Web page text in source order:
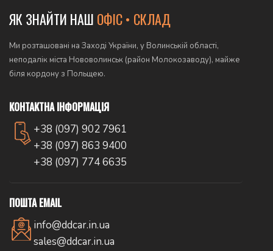
ЯК ЗНАЙТИ НАШ ОФІС • СКЛАД
Ми розташовані на Заході України, у Волинській області,
неподалік міста Нововолинськ (район Молокозаводу), майже
біля кордону з Польщею.
КОНТАКТНА ІНФОРМАЦІЯ
+38 (097) 902 7961
+38 (097) 863 9400
+38 (097) 774 6635
ПОШТА EMAIL
info@ddcar.in.ua
sales@ddcar.in.ua